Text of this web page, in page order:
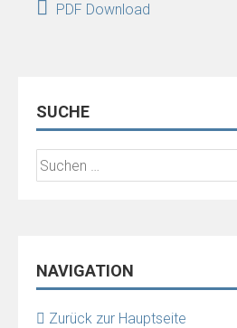
PDF Download
SUCHE
Suchen
nach:
NAVIGATION
Zurück zur Hauptseite